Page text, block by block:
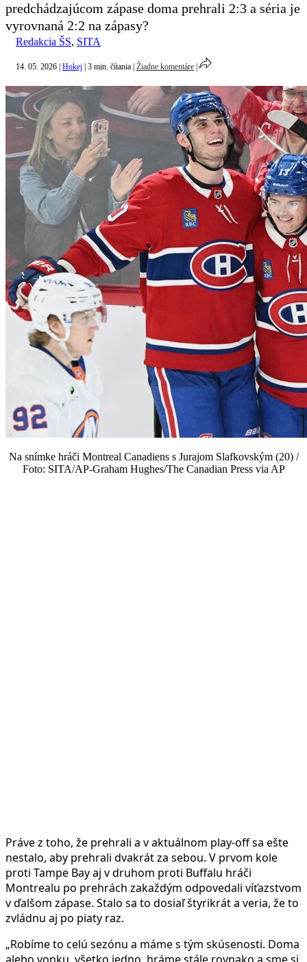
predchádzajúcom zápase doma prehrali 2:3 a séria je
vyrovnaná 2:2 na zápasy?
Redakcia ŠS, SITA
14. 05. 2026 Hokej 3 min. čítania Žiadne komentáre
Na snímke hráči Montreal Canadiens s Jurajom Slafkovským (20) /
Foto: SITA/AP-Graham Hughes/The Canadian Press via AP
Práve z toho, že prehrali a v aktuálnom play-off sa ešte
nestalo, aby prehrali dvakrát za sebou. V prvom kole
proti Tampe Bay aj v druhom proti Buffalu hráči
Montrealu po prehrách zakaždým odpovedali víťazstvom
v ďalšom zápase. Stalo sa to dosiaľ štyrikrát a veria, že to
zvládnu aj po piaty raz.
„Robíme to celú sezónu a máme s tým skúsenosti. Doma